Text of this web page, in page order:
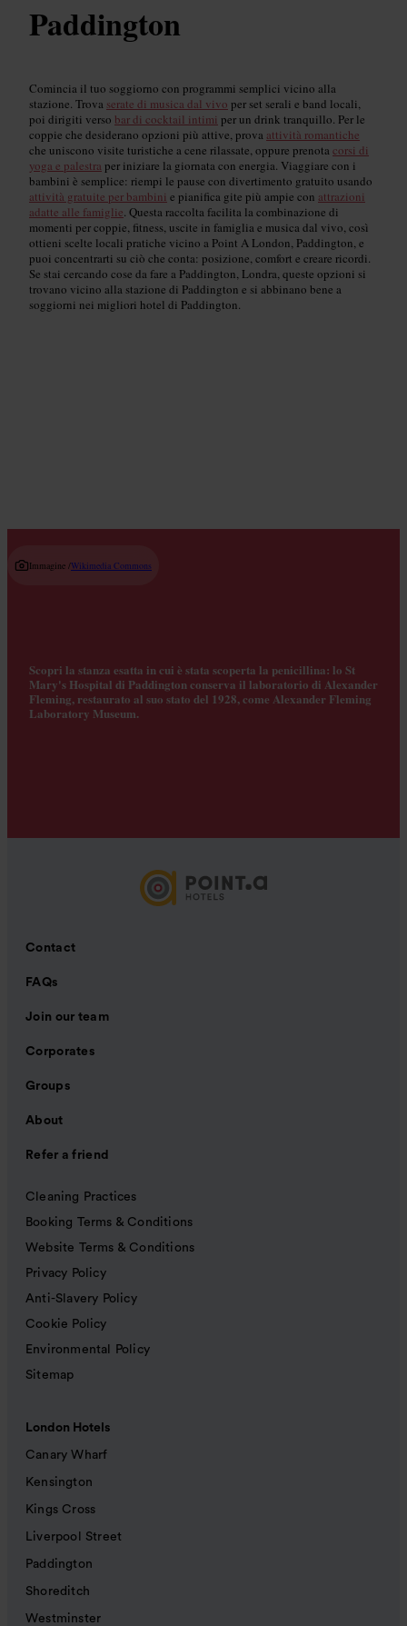
Paddington
Comincia il tuo soggiorno con programmi semplici vicino alla
stazione. Trova serate di musica dal vivo per set serali e band locali,
poi dirigiti verso bar di cocktail intimi per un drink tranquillo. Per le
coppie che desiderano opzioni più attive, prova attività romantiche
che uniscono visite turistiche a cene rilassate, oppure prenota corsi di
yoga e palestra per iniziare la giornata con energia. Viaggiare con i
bambini è semplice: riempi le pause con divertimento gratuito usando
attività gratuite per bambini e pianifica gite più ampie con attrazioni
adatte alle famiglie . Questa raccolta facilita la combinazione di
momenti per coppie, fitness, uscite in famiglia e musica dal vivo, così
ottieni scelte locali pratiche vicino a Point A London, Paddington, e
puoi concentrarti su ciò che conta: posizione, comfort e creare ricordi.
Se stai cercando cose da fare a Paddington, Londra, queste opzioni si
trovano vicino alla stazione di Paddington e si abbinano bene a
soggiorni nei migliori hotel di Paddington.
Immagine /Wikimedia Commons
Scopri la stanza esatta in cui è stata scoperta la penicillina: lo St
Mary's Hospital di Paddington conserva il laboratorio di Alexander
Fleming, restaurato al suo stato del 1928, come Alexander Fleming
Laboratory Museum.
Contact
FAQs
Join our team
Corporates
Groups
About
Refer a friend
Cleaning Practices
Booking Terms & Conditions
Website Terms & Conditions
Privacy Policy
Anti-Slavery Policy
Cookie Policy
Environmental Policy
Sitemap
London Hotels
Canary Wharf
Kensington
Kings Cross
Liverpool Street
Paddington
Shoreditch
Westminster